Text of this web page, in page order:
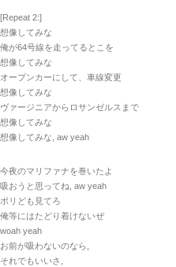
[Repeat 2:]
想像してみな
俺が64号線を走ってるとこを
想像してみな
オープンカーにして、車線変更
想像してみな
ヴァージニアからロサンゼルスまで
想像してみな
想像してみな, aw yeah
今夜のマリファナを巻いたよ
吸おうと思ってね, aw yeah
ポリども見てろ
俺等にはたどり着けないぜ
woah yeah
お前が吸わないのなら,
それでもいいさ,